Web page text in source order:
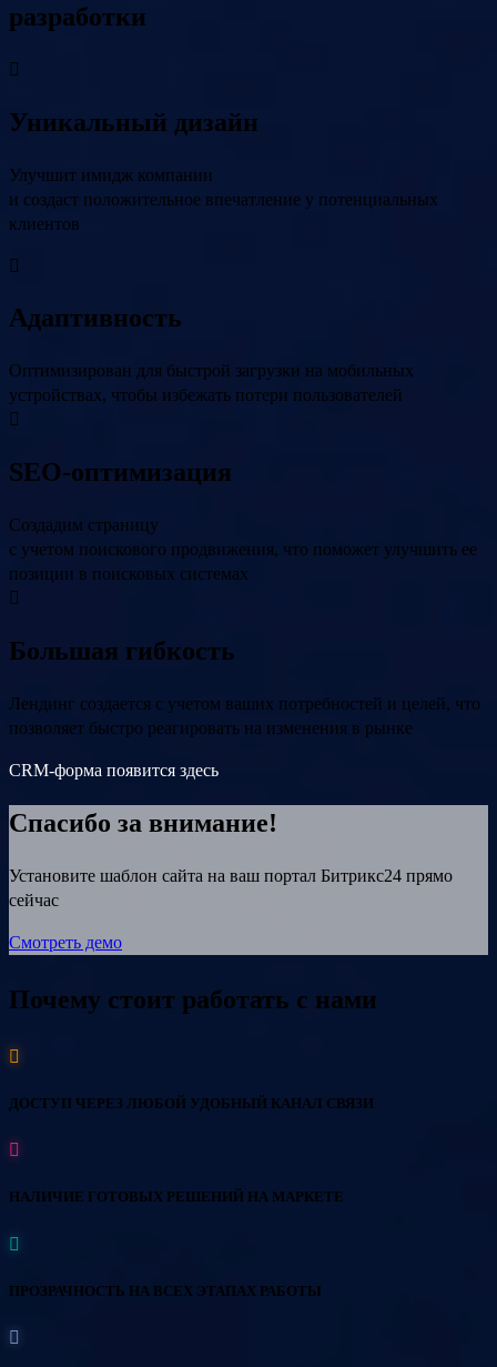
разработки
Уникальный дизайн
Улучшит имидж компании
и создаст положительное впечатление у потенциальных
клиентов
Адаптивность
Оптимизирован для быстрой загрузки на мобильных
устройствах, чтобы избежать потери пользователей
SEO-оптимизация
Создадим страницу
с учетом поискового продвижения, что поможет улучшить ее
позиции в поисковых системах
Большая гибкость
Лендинг создается с учетом ваших потребностей и целей, что
позволяет быстро реагировать на изменения в рынке
CRM-форма появится здесь
Спасибо за внимание!
Установите шаблон сайта на ваш портал Битрикс24 прямо
сейчас
Смотреть демо
Почему стоит работать с нами
ДОСТУП ЧЕРЕЗ ЛЮБОЙ УДОБНЫЙ КАНАЛ СВЯЗИ
НАЛИЧИЕ ГОТОВЫХ РЕШЕНИЙ НА МАРКЕТЕ
ПРОЗРАЧНОСТЬ НА ВСЕХ ЭТАПАХ РАБОТЫ